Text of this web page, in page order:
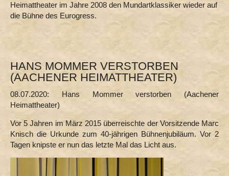
Heimattheater im Jahre 2008 den Mundartklassiker wieder auf
die Bühne des Eurogress.
HANS MOMMER VERSTORBEN
(AACHENER HEIMATTHEATER)
08.07.2020: Hans Mommer verstorben (Aachener
Heimattheater)
Vor 5 Jahren im März 2015 überreischte der Vorsitzende Marc
Knisch die Urkunde zum 40-jährigen Bühnenjubiläum. Vor 2
Tagen knipste er nun das letzte Mal das Licht aus.